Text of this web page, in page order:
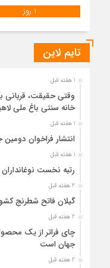
1 روز
تایم لاین
1 هفته قبل
وقتی حقیقت،
خانه سنتی باغ ملی
1 هفته قبل
انتشار فراخوان
1 هفته قبل
رتبه نخست
2 هفته قبل
گیلان فاتح شطرنج
2 هفته قبل
چای فراتر از یک
جهان است
2 هفته قبل